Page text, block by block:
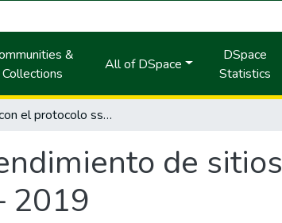
&
Collections
All of DSpace
DSpace
Statistics
Cifrado con el protocolo ssl/tls y el rendimiento de sitios web. caso: empresa web-out, 2018 – 2019
de sitios
2019